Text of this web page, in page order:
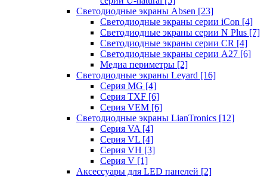
Светодиодные экраны Absen [23]
Светодиодные экраны серии iCon [4]
Светодиодные экраны серии N Plus [7]
Светодиодные экраны серии CR [4]
Светодиодные экраны серии А27 [6]
Медиа периметры [2]
Светодиодные экраны Leyard [16]
Серия MG [4]
Серия TXF [6]
Серия VEM [6]
Светодиодные экраны LianTronics [12]
Серия VA [4]
Серия VL [4]
Серия VH [3]
Серия V [1]
Аксессуары для LED панелей [2]